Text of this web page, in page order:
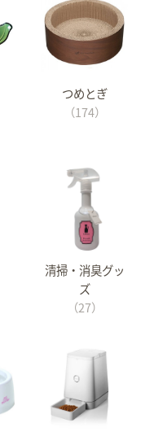
つめとぎ
（174）
清掃・消臭グッ
ズ
（27）